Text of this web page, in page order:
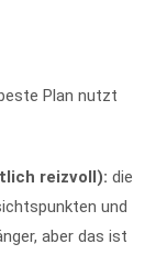
Plan nutzt
reizvoll): die
und
aber das ist